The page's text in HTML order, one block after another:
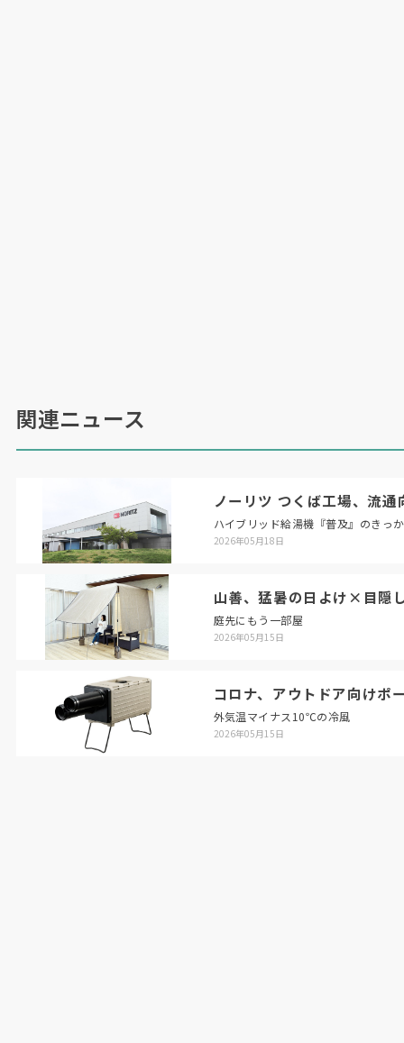
関連ニュース
ノーリツ つくば工場、流
ハイブリッド給湯機『普及』のきっ
2026年05月18日
山善、猛暑の日よけ×目隠
庭先にもう一部屋
2026年05月15日
コロナ、アウトドア向けポ
外気温マイナス10℃の冷風
2026年05月15日